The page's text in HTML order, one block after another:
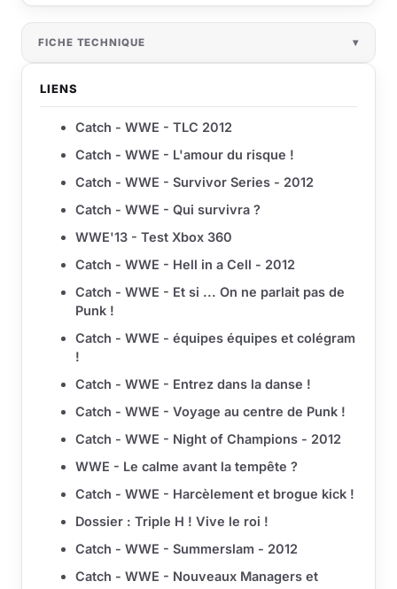
FICHE TECHNIQUE
LIENS
Catch - WWE - TLC 2012
Catch - WWE - L'amour du risque !
Catch - WWE - Survivor Series - 2012
Catch - WWE - Qui survivra ?
WWE'13 - Test Xbox 360
Catch - WWE - Hell in a Cell - 2012
Catch - WWE - Et si ... On ne parlait pas de
Punk !
Catch - WWE - équipes équipes et colégram
!
Catch - WWE - Entrez dans la danse !
Catch - WWE - Voyage au centre de Punk !
Catch - WWE - Night of Champions - 2012
WWE - Le calme avant la tempête ?
Catch - WWE - Harcèlement et brogue kick !
Dossier : Triple H ! Vive le roi !
Catch - WWE - Summerslam - 2012
Catch - WWE - Nouveaux Managers et